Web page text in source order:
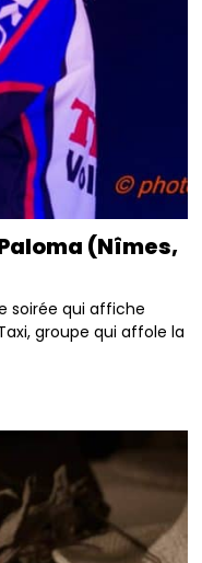
(Nîmes,
soirée qui affiche
groupe qui affole la